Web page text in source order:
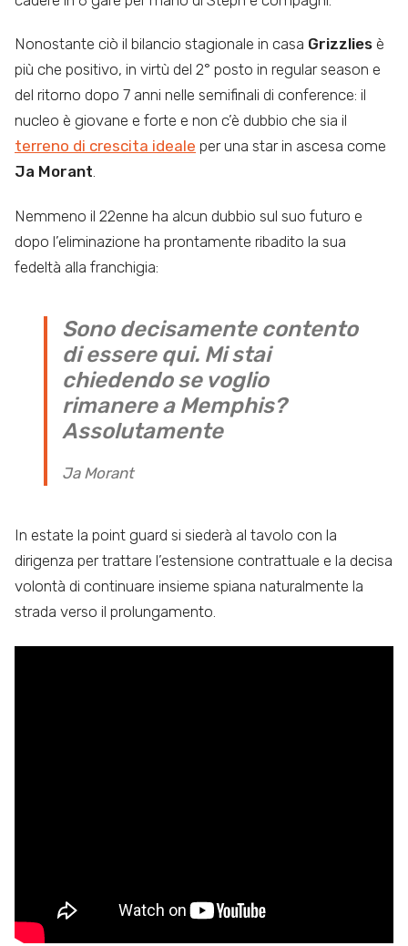
Nonostante ciò il bilancio stagionale in casa Grizzlies è
più che positivo, in virtù del 2° posto in regular season e
del ritorno dopo 7 anni nelle semifinali di conference: il
nucleo è giovane e forte e non c’è dubbio che sia il
terreno di crescita ideale per una star in ascesa come
Ja Morant.
Nemmeno il 22enne ha alcun dubbio sul suo futuro e
dopo l’eliminazione ha prontamente ribadito la sua
fedeltà alla franchigia:
Sono decisamente contento
di essere qui. Mi stai
chiedendo se voglio
rimanere a Memphis?
Assolutamente
Ja Morant
In estate la point guard si siederà al tavolo con la
dirigenza per trattare l’estensione contrattuale e la decisa
volontà di continuare insieme spiana naturalmente la
strada verso il prolungamento.